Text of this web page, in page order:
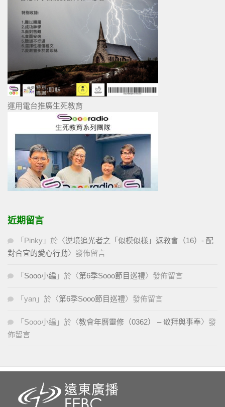
運用電台推廣生死教育
近期留言
「 Pinky 」於〈逆境追光者之「似模似樣」返教會（16）- 配
對合宜的愛心行動〉發佈留言
「 Sooo小編 」於〈第6季Sooo節目巡禮〉發佈留言
「 yan 」於〈第6季Sooo節目巡禮〉發佈留言
「 Sooo小編 」於〈教會年曆靈修（0362） – 敬拜與事奉〉發
佈留言